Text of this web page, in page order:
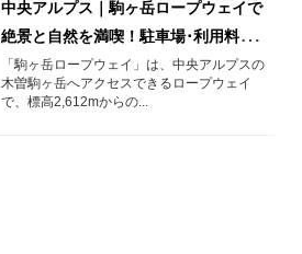
中央アルプス｜駒ヶ岳ロープウェイで
絶景と自然を満喫！駐車場･利用料金･
アクセス･天気情報まとめ
「駒ヶ岳ロープウェイ」は、中央アルプスの
木曽駒ヶ岳へアクセスできるロープウェイ
で、標高2,612mからの...